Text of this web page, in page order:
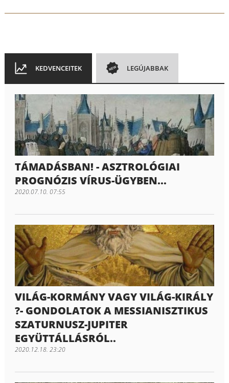
KEDVENCEITEK LEGÚJABBAK
TÁMADÁSBAN! - ASZTROLÓGIAI
PROGNÓZIS VÍRUS-ÜGYBEN...
2020.07.10. 07:55
VILÁG-KORMÁNY VAGY VILÁG-KIRÁLY
?- GONDOLATOK A MESSIANISZTIKUS
SZATURNUSZ-JUPITER
EGYÜTTÁLLÁSRÓL..
2020.12.18. 23:20